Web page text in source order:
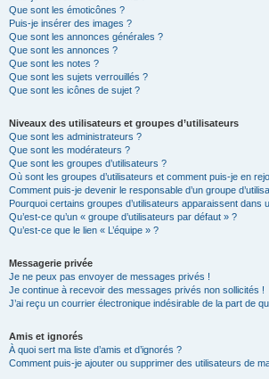
Que sont les émoticônes ?
Puis-je insérer des images ?
Que sont les annonces générales ?
Que sont les annonces ?
Que sont les notes ?
Que sont les sujets verrouillés ?
Que sont les icônes de sujet ?
Niveaux des utilisateurs et groupes d’utilisateurs
Que sont les administrateurs ?
Que sont les modérateurs ?
Que sont les groupes d’utilisateurs ?
Où sont les groupes d’utilisateurs et comment puis-je en
Comment puis-je devenir le responsable d’un groupe
Pourquoi certains groupes d’utilisateurs apparaissent dans
Qu’est-ce qu’un « groupe d’utilisateurs par défaut » ?
Qu’est-ce que le lien « L’équipe » ?
Messagerie privée
Je ne peux pas envoyer de messages privés !
Je continue à recevoir des messages privés non sollicités !
J’ai reçu un courrier électronique indésirable de la part de
Amis et ignorés
À quoi sert ma liste d’amis et d’ignorés ?
Comment puis-je ajouter ou supprimer des utilisateurs de